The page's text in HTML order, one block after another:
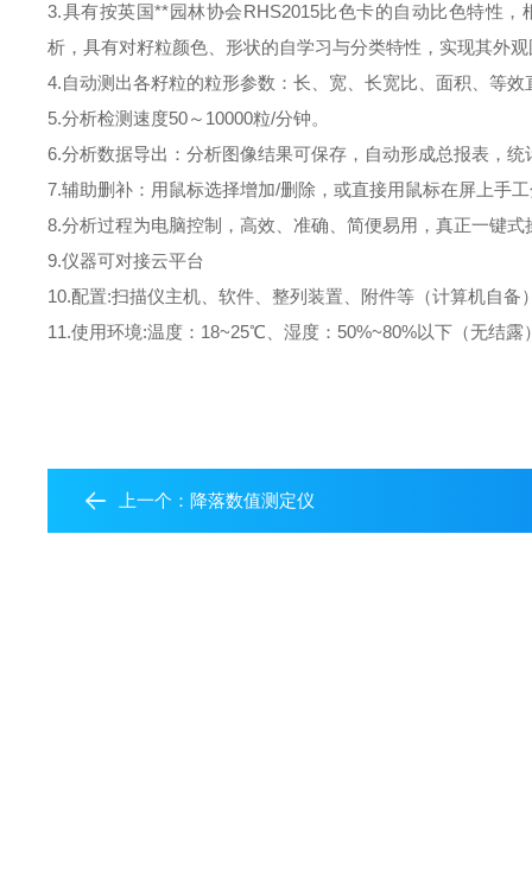
3.具有按英国**园林协会RHS2015比色卡的自动比色特性
析，具有对籽粒颜色、形状的自学习与分类特性，实现其外
4.自动测出各籽粒的粒形参数：长、宽、长宽比、面积、等
5.分析检测速度50～10000粒/分钟。
6.分析数据导出：分析图像结果可保存，自动形成总报表，
7.辅助删补：用鼠标选择增加/删除，或直接用鼠标在屏上手
8.分析过程为电脑控制，高效、准确、简便易用，真正一键
9.仪器可对接云平台
10.配置:扫描仪主机、软件、整列装置、附件等（计算机自备
11.使用环境:温度：18~25℃、湿度：50%~80%以下（无结
上一个： 降落数值测定仪